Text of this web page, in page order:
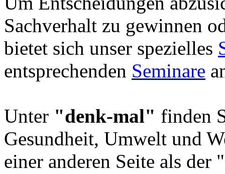
Sachverhalt zu gewinnen
bietet sich unser spezielles
entsprechenden Seminare
Unter "denk-mal" finden
Gesundheit, Umwelt und
einer anderen Seite als